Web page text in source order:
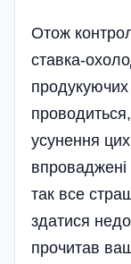
Отож
ставка-
продукуючих
усунення
так все
здатися
прочитав